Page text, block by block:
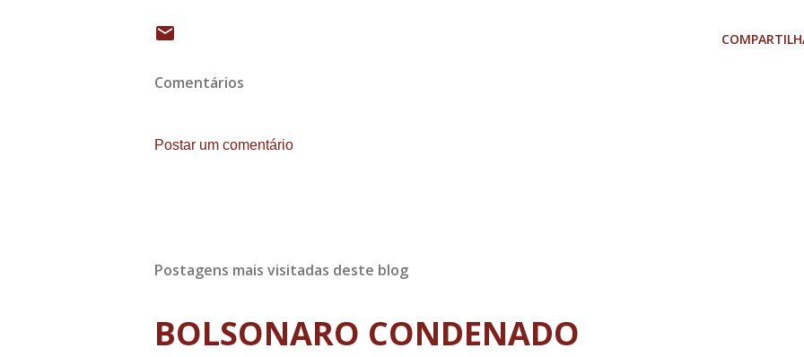
Comentários
Postar um comentário
Postagens mais visitadas deste blog
BOLSONARO CONDENADO